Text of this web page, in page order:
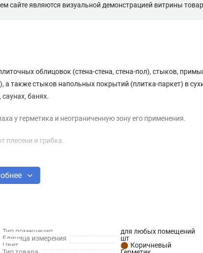
являются визуальной демонстрацией витрины
облицовок (стена-стена, стена-пол), стыков,
также стыков напольных покрытий (плитка-паркет) в
банях.
у герметика и неограниченную зону его применения.
и грибка.
Тип помещения
для любых помещений
Единица измерения
шт
Цвет
Коричневый